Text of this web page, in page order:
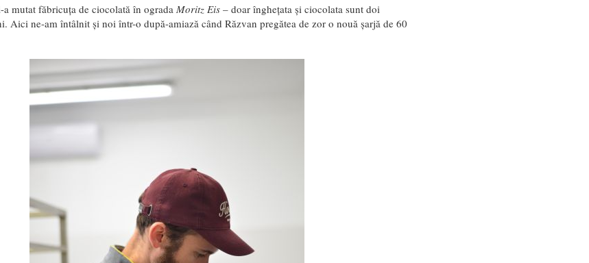
a mutat făbricuța de ciocolată în ograda Moritz Eis– doar înghețata și ciocolata sunt doi
Aici ne-am întâlnit și noi într-o după-amiază când Răzvan pregătea de zor o nouă șarjă de 60